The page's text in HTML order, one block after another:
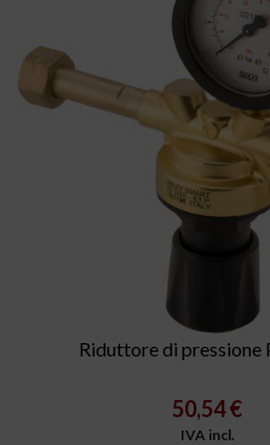
Riduttore di pressione
50,54 €
IVA incl.